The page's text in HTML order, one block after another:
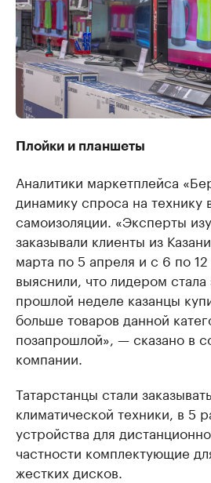
Плойки и планшеты
Аналитики маркетплейса
динамику спроса на технику
самоизоляции. «Эксперты
заказывали клиенты из
марта по 5 апреля и с 6 по
выяснили, что лидером
прошлой неделе казанцы
больше товаров данной
позапрошлой», — сказано в
компании.
Татарстанцы стали
климатической техники, в 5
устройства для
частности комплектующие
жестких дисков.